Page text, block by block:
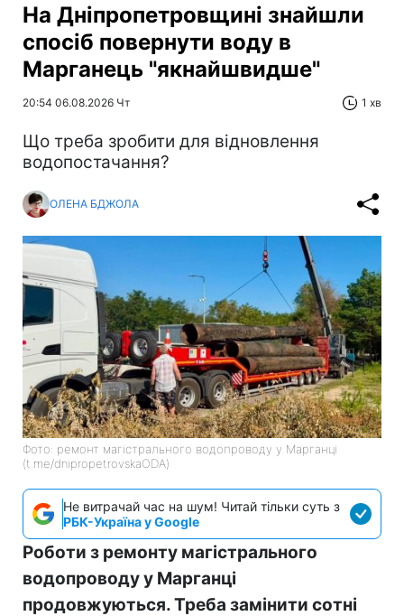
На Дніпропетровщині знайшли
спосіб повернути воду в
Марганець "якнайшвидше"
20:54 06.08.2026 Чт 1 хв
Що треба зробити для відновлення
водопостачання?
ОЛЕНА БДЖОЛА
Фото: ремонт магістрального водопроводу у Марганці
(t.me/dnipropetrovskaODA)
Не витрачай час на шум! Читай тільки суть з
РБК-Україна у Google
Роботи з ремонту магістрального
водопроводу у Марганці
продовжуються. Треба замінити сотні